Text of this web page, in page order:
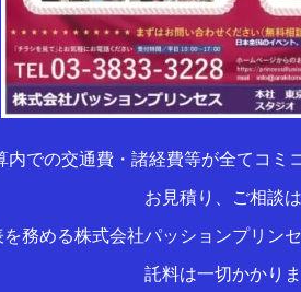
内での交通費・諸経費等が全てコミ
お見積り、ご相談は
務める株式会社パッションプリン
託料は一切かかりま